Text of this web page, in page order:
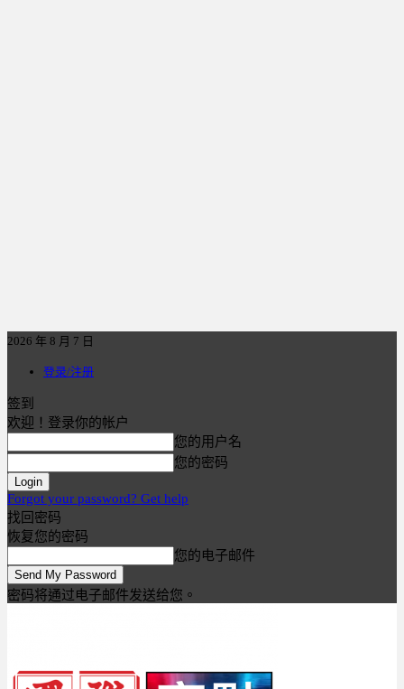
2026 年 8 月 7 日
登录/注册
签到
欢迎！登录你的帐户
您的用户名
您的密码
Forgot your password? Get help
找回密码
恢复您的密码
您的电子邮件
密码将通过电子邮件发送给您。